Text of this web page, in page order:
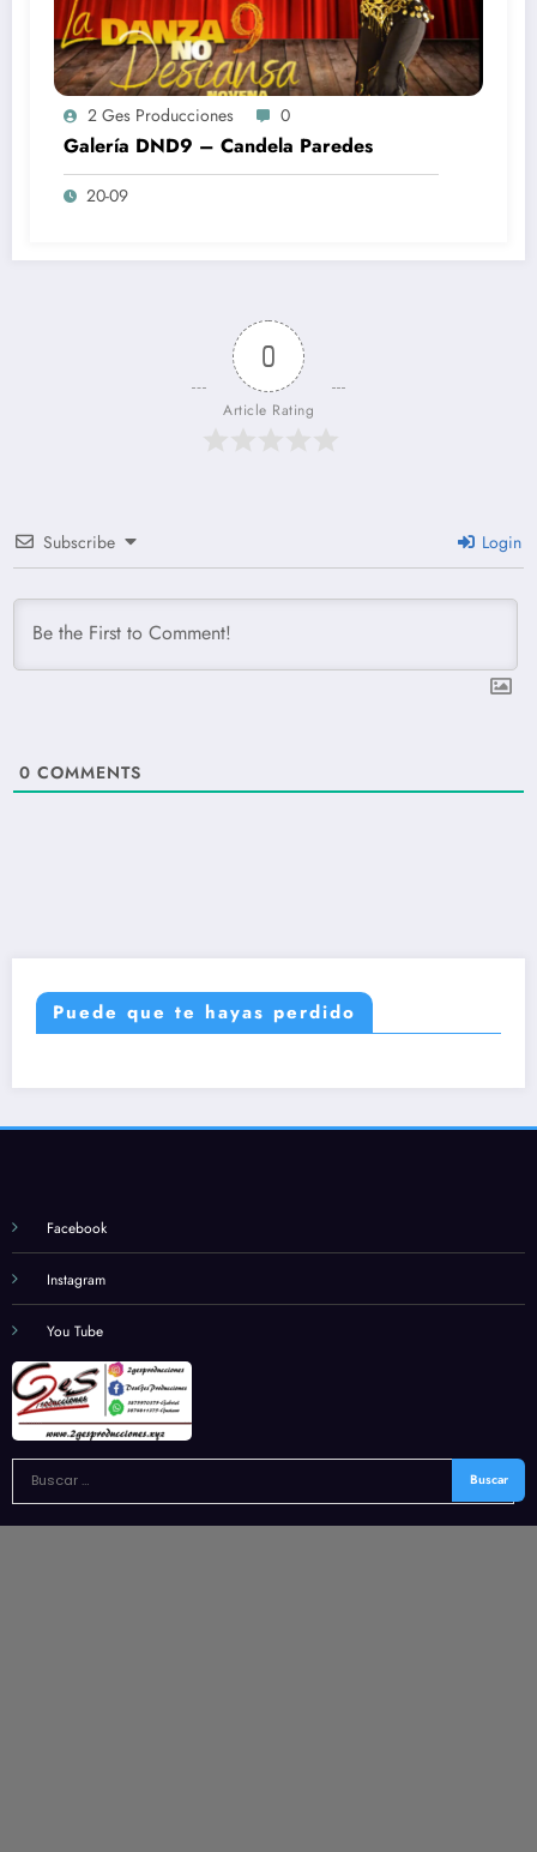
2 Ges Producciones 0
Galería DND9 – Candela Paredes
20-09
0
Article Rating
Subscribe Login
0 COMMENTS
Puede que te hayas perdido
Facebook
Instagram
You Tube